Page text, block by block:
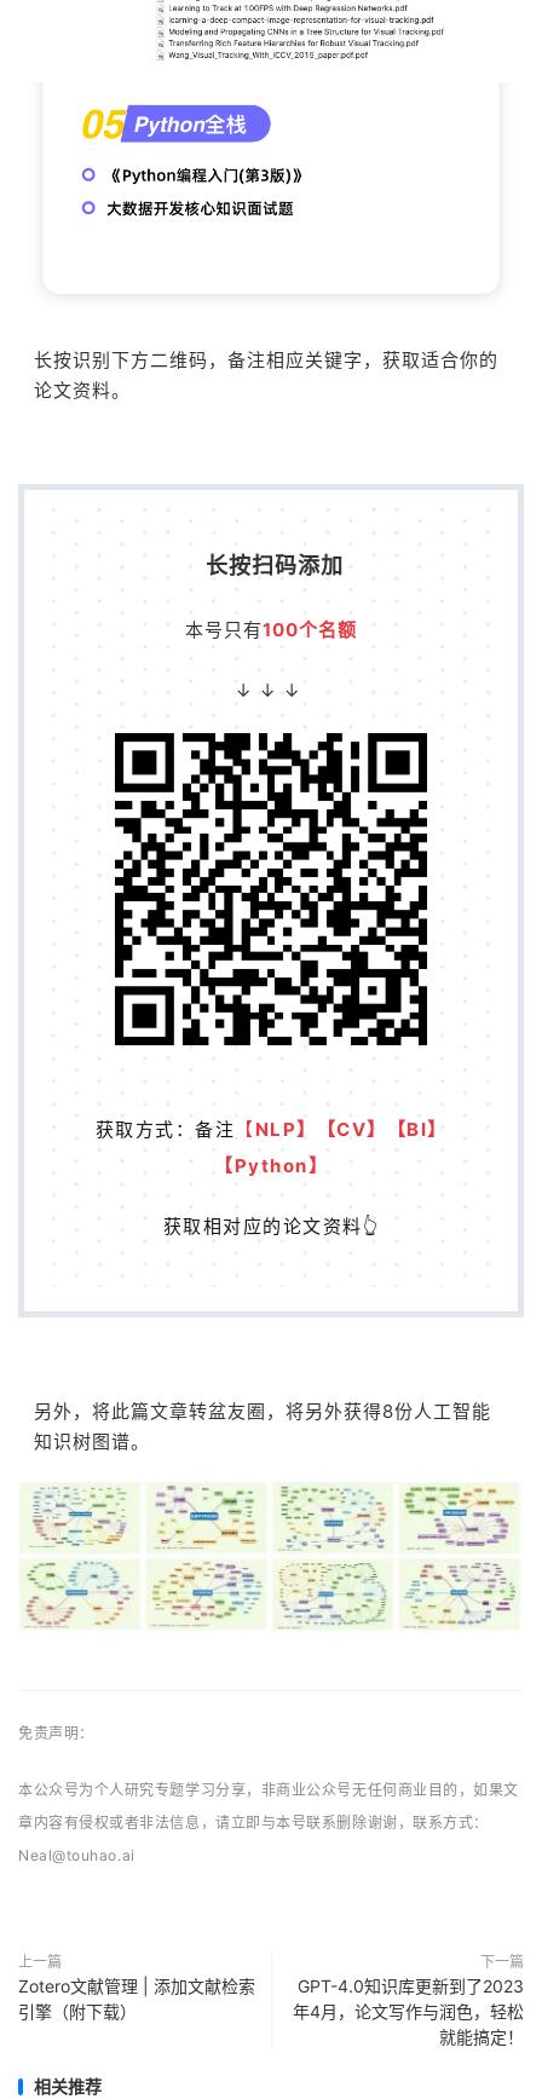
长按识别下方二维码，备注相应关键字，获取适合你的
论文资料。
长按扫码添加
本号只有100个名额
↓ ↓ ↓
获取方式：备注 【NLP】【CV】【BI】
【Python】
获取相对应的论文资料👆
另外，将此篇文章转盆友圈，将另外获得8份人工智能
知识树图谱。
免责声明：
本公众号为个人研究专题学习分享，非商业公众号无任何商业目的，如果文
章内容有侵权或者非法信息，请立即与本号联系删除谢谢，联系方式：
Neal@touhao.ai
上一篇
Zotero文献管理 | 添加文献检索
引擎（附下载）
下一篇
GPT-4.0知识库更新到了2023
年4月，论文写作与润色，轻松
就能搞定！
相关推荐